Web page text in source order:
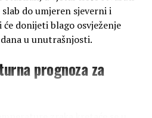
do umjeren sjeverni i
donijeti blago osvježenje
u unutrašnjosti.
prognoza za